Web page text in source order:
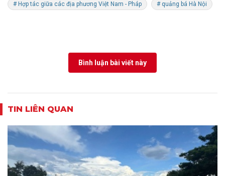
# Hợp tác giữa các địa phương Việt Nam - Pháp # quảng bá Hà Nội
Bình luận bài viết này
TIN LIÊN QUAN